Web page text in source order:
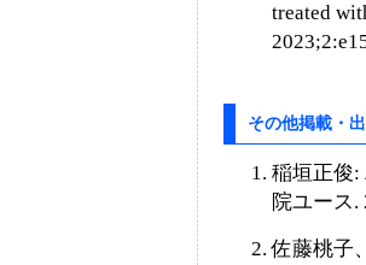
treated
その他掲載・
稲垣正俊:
院ユース.
佐藤桃子